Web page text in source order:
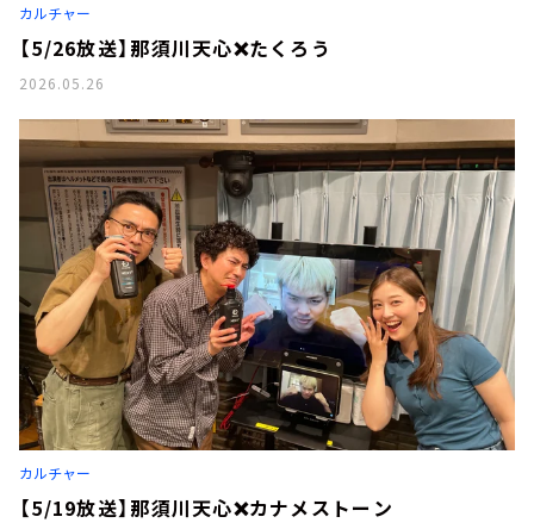
カルチャー
【5/26放送】那須川天心❌たくろう
2026.05.26
カルチャー
【5/19放送】那須川天心❌カナメストーン